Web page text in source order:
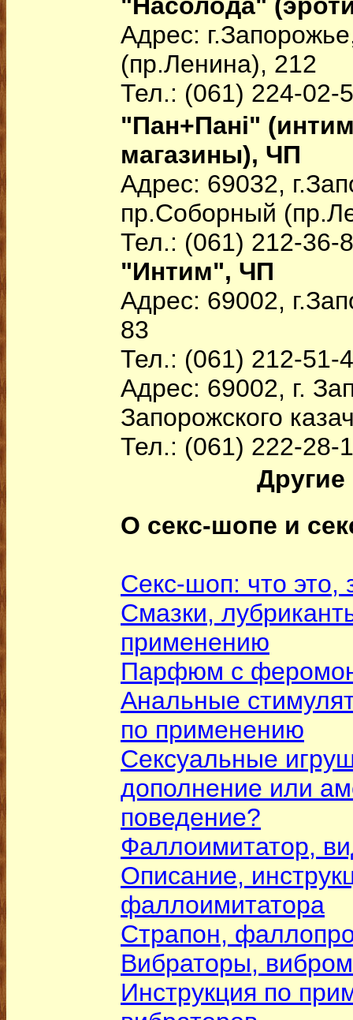
Адрес:
(пр.Ленина), 212
Тел.: (061) 224-02-
"Пан+Пані"
магазины), ЧП
Адрес: 69032,
пр.Соборный
Тел.: (061) 212-36-
"Интим", ЧП
Адрес: 69002,
83
Тел.: (061) 212-51-
Адрес: 69002, г.
Запорожского
Тел.: (061) 222-28-
Другие
О секс-шопе и
Секс-шоп: что это,
Смазки,
применению
Парфюм с
Анальные
по применению
Сексуальные
дополнение или
поведение?
Фаллоимитатор,
Описание,
фаллоимитатора
Страпон,
Вибраторы,
Инструкция по